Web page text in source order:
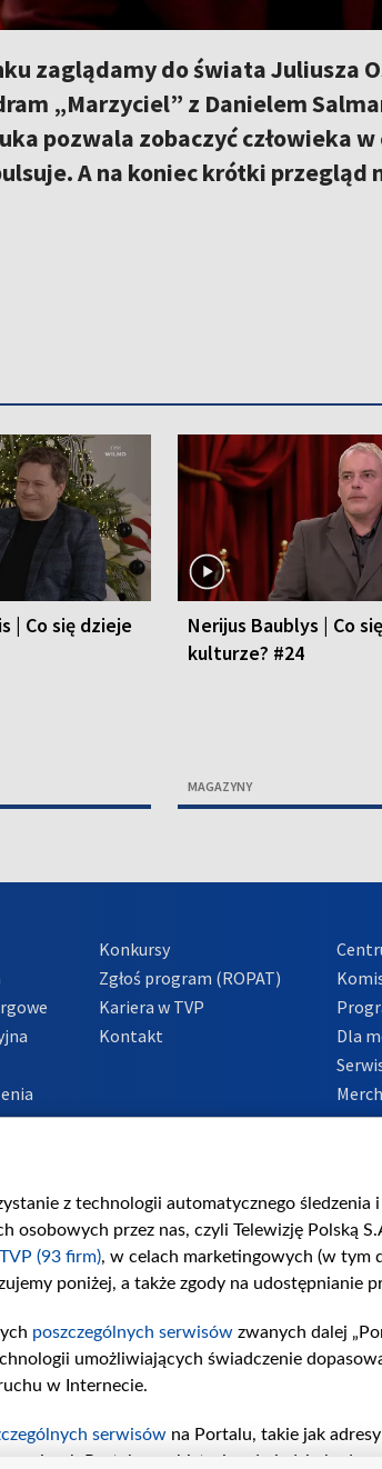
zaglądamy do świata Juliusza
„Marzyciel” z Danielem
pozwala zobaczyć człowieka w
A na koniec krótki
| Co się dzieje
Nerijus Baublys | Co
kulturze? #24
MAGAZYNY
Konkursy
Zgłoś program (ROPAT)
Kariera w TVP
Kontakt
Dla
z technologii automatycznego
przez nas, czyli Telewizję Polską
(93 firm), w celach marketingowych (w tym
poniżej, a także zgody na udostępnianie
poszczególnych serwisów zwanych dalej
umożliwiających świadczenie
w Internecie.
serwisów na Portalu, takie jak
Portalu czy historia odwiedzin będą